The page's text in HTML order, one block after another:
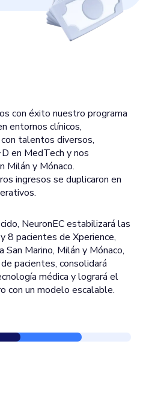
con éxito nuestro programa
entornos clínicos,
talentos diversos,
en MedTech y nos
Milán y Mónaco.
ingresos se duplicaron en
NeuronEC estabilizará las
8 pacientes de Xperience,
Marino, Milán y Mónaco,
pacientes, consolidará
médica y logrará el
con un modelo escalable.